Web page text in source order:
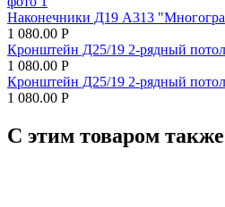
Наконечники Д19 А313
1 080.00 Р
Кронштейн Д25/19 2-рядный
1 080.00 Р
Кронштейн Д25/19 2-рядный
1 080.00 Р
С этим товаром